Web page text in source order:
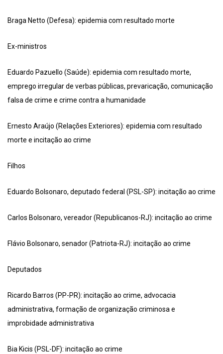
Braga Netto (Defesa): epidemia com resultado morte
Ex-ministros
Eduardo Pazuello (Saúde): epidemia com resultado morte,
emprego irregular de verbas públicas, prevaricação, comunicação
falsa de crime e crime contra a humanidade
Ernesto Araújo (Relações Exteriores): epidemia com resultado
morte e incitação ao crime
Filhos
Eduardo Bolsonaro, deputado federal (PSL-SP): incitação ao crime
Carlos Bolsonaro, vereador (Republicanos-RJ): incitação ao crime
Flávio Bolsonaro, senador (Patriota-RJ): incitação ao crime
Deputados
Ricardo Barros (PP-PR): incitação ao crime, advocacia
administrativa, formação de organização criminosa e
improbidade administrativa
Bia Kicis (PSL-DF): incitação ao crime